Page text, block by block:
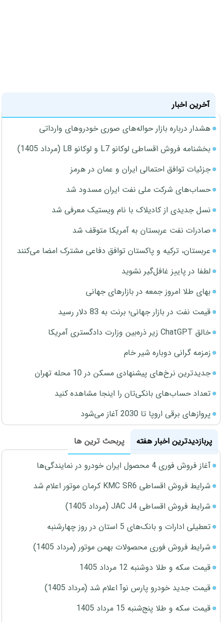
آخرین اخبار
هشدار درباره بازار حواله‌های صوری خودروهای وارداتی
بخشنامه فروش اقساطی لوکانو L7 و لوکانو L8 (مرداد 1405)
جزئیات توافق احتمالی ایران و عمان در هرمز
حساب‌های شرکت ملی نفت ایران مسدود شد
نسل جدیدی از کادیلاک با نام ویستیک معرفی شد
صادرات نفت عربستان به آمریکا متوقف شد
عربستان، ترکیه و پاکستان توافق دفاعی مشترک امضا می‌کنند
لطفا در پاییز غافل‌گیر نشوید
بهای طلا امروز جمعه در بازارهای جهانی
قیمت نفت در بازار جهانی؛ برنت به 83 دلار رسید
خالق ChatGPT زیر ذره‌بین وزارت دادگستری آمریکا
زمزمه گرانی دوباره شیر خام
جدیدترین نرخ‌های پیشنهادی مسکن در 10 محله تهران
تعداد حساب‌های بانکی‌تان را اینجا مشاهده کنید
پروازهای برقی اروپا تا 2030 آغاز می‌شود
پربازدیدترین اخبار هفته
پربحث ترین ها
آغاز فروش فوری 4 محصول ایران خودرو در نمایندگی‌ها
شرایط فروش اقساطی KMC SR6 کرمان موتور اعلام شد
شرایط فروش اقساطی JAC J4 (مرداد 1405)
تعطیلی ادارات و بانک‌های 5 استان در روز چهارشنبه
شرایط فروش فوری محصولات بهمن موتور (مرداد 1405)
قیمت سکه و طلا دوشنبه 12 مرداد 1405
قیمت جدید خودرو پارس نوآ اعلام شد (مرداد 1405)
قیمت سکه و طلا پنج‌شنبه 15 مرداد 1405